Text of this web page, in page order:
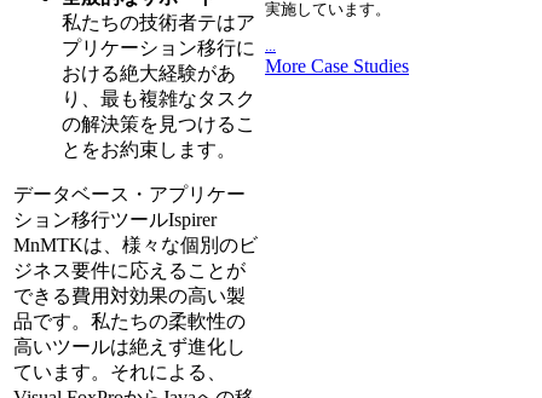
私たちの技術者テはア
プリケーション移行に
おける絶大経験があ
り、最も複雑なタスク
の解決策を見つけるこ
とをお約束します。
データベース・アプリケー
ション移行ツールIspirer
MnMTKは、様々な個別のビ
ジネス要件に応えることが
できる費用対効果の高い製
品です。私たちの柔軟性の
高いツールは絶えず進化し
ています。それによる、
実施しています。
...
More Case Studies